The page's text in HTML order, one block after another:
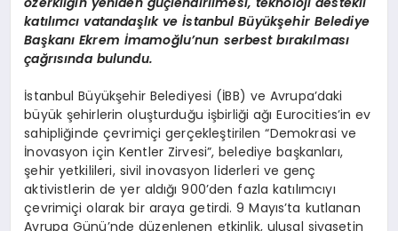
katılımcı vatandaşlık ve İstanbul Büyükşehir Belediye
Başkanı Ekrem İmamoğlu’nun serbest bırakılması
çağrısında bulundu.
İstanbul Büyükşehir Belediyesi (İBB) ve Avrupa’daki
büyük şehirlerin oluşturduğu işbirliği ağı Eurocities’in ev
sahipliğinde çevrimiçi gerçekleştirilen “Demokrasi ve
İnovasyon için Kentler Zirvesi”, belediye başkanları,
şehir yetkilileri, sivil inovasyon liderleri ve genç
aktivistlerin de yer aldığı 900’den fazla katılımcıyı
çevrimiçi olarak bir araya getirdi. 9 Mayıs’ta kutlanan
Avrupa Günü’nde düzenlenen etkinlik, ulusal siyasetin